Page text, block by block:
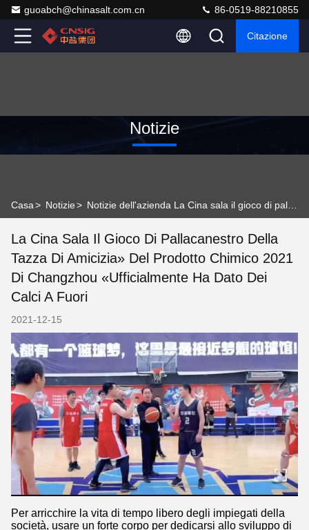
guoabch@chinasalt.com.cn 86-0519-88210855
Citazione
Notizie
Casa> Notizie>
La Cina Sala Il Gioco Di Pallacanestro Della
Tazza Di Amicizia» Del Prodotto Chimico 2021
Di Changzhou «ufficialmente Ha Dato Dei
Calci A Fuori
2021-12-15
Per arricchire la vita di tempo libero degli impiegati della
società, usare un forte corpo per dedicarsi allo sviluppo di